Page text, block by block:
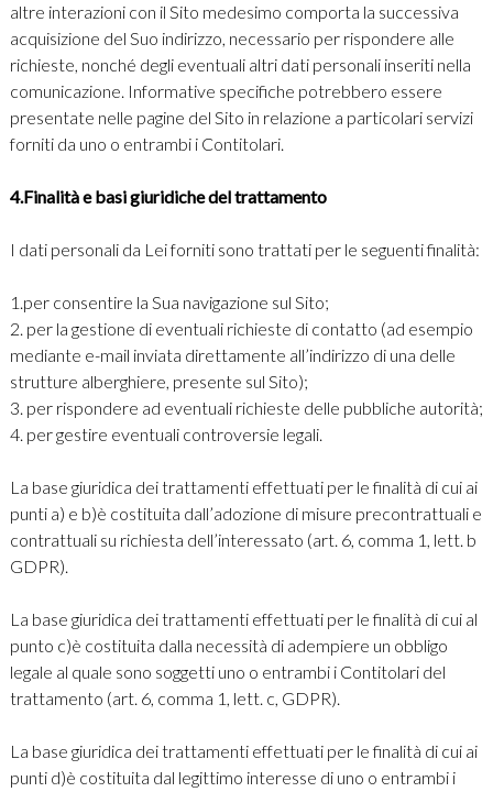
altre interazioni con il Sito medesimo comporta la successiva
acquisizione del Suo indirizzo, necessario per rispondere alle
richieste, nonché degli eventuali altri dati personali inseriti nella
comunicazione. Informative specifiche potrebbero essere
presentate nelle pagine del Sito in relazione a particolari servizi
forniti da uno o entrambi i Contitolari.
4.Finalità e basi giuridiche del trattamento
I dati personali da Lei forniti sono trattati per le seguenti finalità:
1.per consentire la Sua navigazione sul Sito;
2. per la gestione di eventuali richieste di contatto (ad esempio
mediante e-mail inviata direttamente all’indirizzo di una delle
strutture alberghiere, presente sul Sito);
3. per rispondere ad eventuali richieste delle pubbliche autorità;
4. per gestire eventuali controversie legali.
La base giuridica dei trattamenti effettuati per le finalità di cui ai
punti a) e b)è costituita dall’adozione di misure precontrattuali e
contrattuali su richiesta dell’interessato (art. 6, comma 1, lett. b
GDPR).
La base giuridica dei trattamenti effettuati per le finalità di cui al
punto c)è costituita dalla necessità di adempiere un obbligo
legale al quale sono soggetti uno o entrambi i Contitolari del
trattamento (art. 6, comma 1, lett. c, GDPR).
La base giuridica dei trattamenti effettuati per le finalità di cui ai
punti d)è costituita dal legittimo interesse di uno o entrambi i